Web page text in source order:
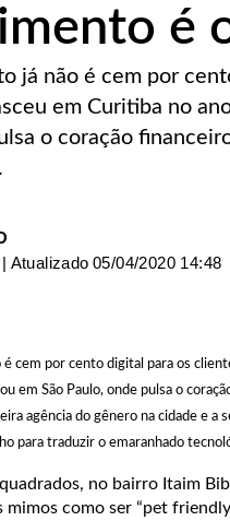
é
já não é cem por
em Curitiba no
o coração
| Atualizado 05/04/2020 14:48
cem por cento digital para os
em São Paulo, onde pulsa o
agência do gênero na cidade e a
para traduzir o emaranhado
no bairro Itaim
mimos como ser “pet